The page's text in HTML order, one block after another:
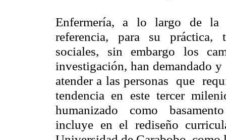
Enfermería, a lo largo de
referencia, para su práctica,
sociales, sin embargo los
investigación, han demandado
atender a las personas que
tendencia en este tercer
humanizado como
incluye en el rediseño